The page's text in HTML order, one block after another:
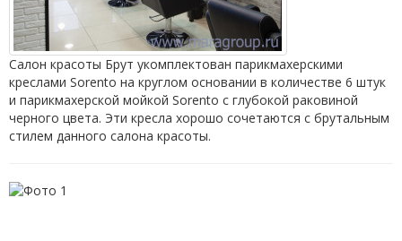
Салон красоты Брут укомплектован парикмахерскими
креслами Sorento на круглом основании в количестве 6 штук
и парикмахерской мойкой Sorento с глубокой раковиной
черного цвета. Эти кресла хорошо сочетаются с брутальным
стилем данного салона красоты.